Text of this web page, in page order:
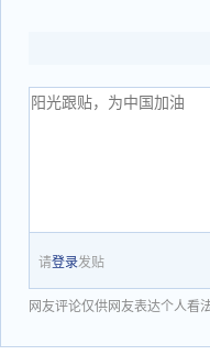
请登录发贴
网友评论仅供网友表达个人看